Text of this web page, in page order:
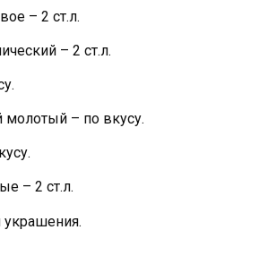
– 2 ст.л.
– 2 ст.л.
– по вкусу.
– 2 ст.л.
украшения.